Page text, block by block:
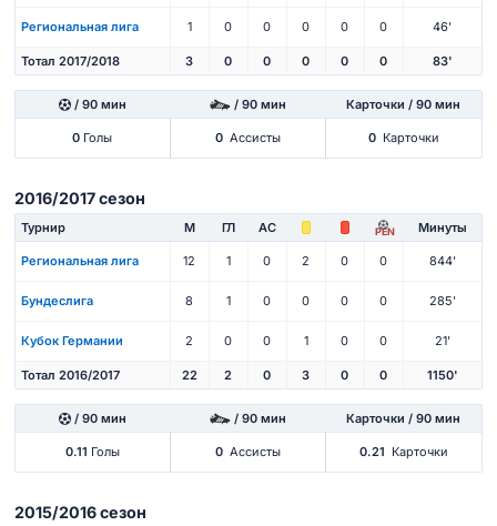
Региональная лига 1 0 0 0 0 0 46'
Тотал 2017/2018 3 0 0 0 0 0 83'
/ 90 мин / 90 мин Карточки / 90 мин
0 Голы 0 Ассисты 0 Карточки
2016/2017 сезон
Турнир М ГЛ АС PEN Минуты
Региональная лига 12 1 0 2 0 0 844'
Бундеслига 8 1 0 0 0 0 285'
Кубок Германии 2 0 0 1 0 0 21'
Тотал 2016/2017 22 2 0 3 0 0 1150'
/ 90 мин / 90 мин Карточки / 90 мин
0.11 Голы 0 Ассисты 0.21 Карточки
2015/2016 сезон